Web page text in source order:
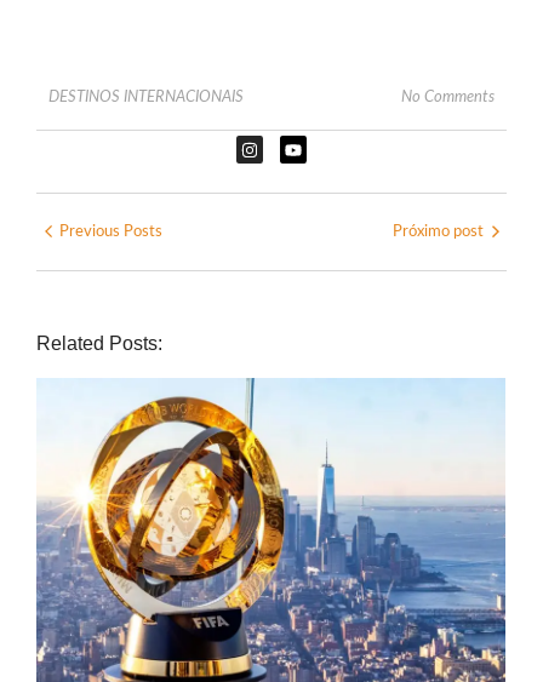
DESTINOS INTERNACIONAIS No Comments
Previous Posts Próximo post
Related Posts: